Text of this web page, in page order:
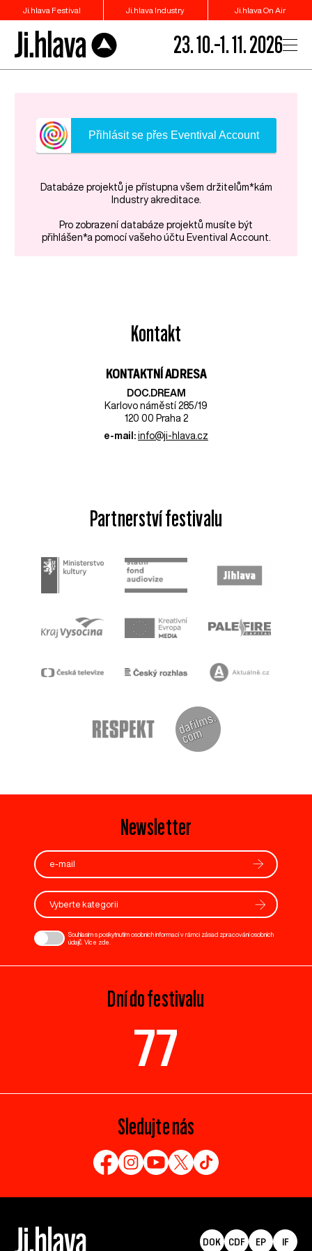
Ji.hlava Festival Ji.hlava Industry Ji.hlava On Air
23. 10.–1. 11. 2026
Přihlásit se přes Eventival Account
Databáze projektů je přístupna všem držitelům*kám
Industry akreditace.
Pro zobrazení databáze projektů musíte být
přihlášen*a pomocí vašeho účtu Eventival Account.
Kontakt
KONTAKTNÍ ADRESA
DOC.DREAM​
Karlovo náměstí 285/19
120 00 Praha 2
e-mail: info@ji-hlava.cz
Partnerství festivalu
Newsletter
Vyberte kategorii
Souhlasím s poskytnutím osobních informací v rámci zásad zpracování osobních
údajů. Více zde
Dní do festivalu
77
Sledujte nás
DOK CDF EP IF